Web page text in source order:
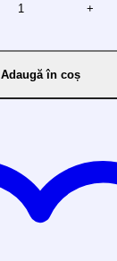
+
Adaugă în coș